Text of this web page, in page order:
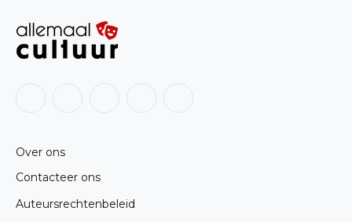
Over ons
Contacteer ons
Auteursrechtenbeleid